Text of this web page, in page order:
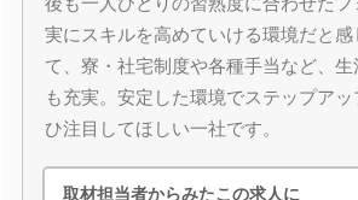
実にスキルを高めていける環境だと感
て、寮・社宅制度や各種手当など、
も充実。安定した環境でステップア
ひ注目してほしい一社です。
取材担当者からみたこの求人に